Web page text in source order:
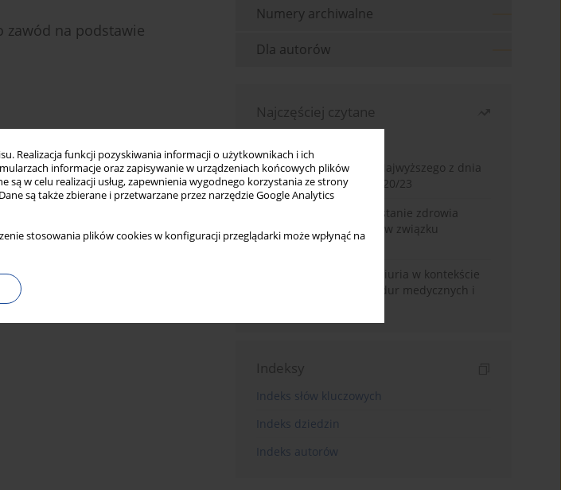
Realizacja funkcji pozyskiwania informacji o użytkownikach i ich
informacje oraz zapisywanie w urządzeniach końcowych plików
w celu realizacji usług, zapewnienia wygodnego korzystania ze strony
są także zbierane i przetwarzane przez narzędzie Google Analytics
stosowania plików cookies w konfiguracji przeglądarki może wpłynąć na
zawód na podstawie
zawód na podstawie
Numery archiwalne
Dla autorów
Najczęściej czytane
Glosa do wyroku Sądu Najwyższego z dnia
2 lipca 2025 r., II CSKP 920/23
Dostęp do informacji o stanie zdrowia
pacjenta pozostającego w związku
jednopłciowym
Zasada volenti non fit iniuria w kontekście
nieodwracalnych procedur medycznych i
Indeksy
Indeks słów kluczowych
Indeks dziedzin
Indeks autorów